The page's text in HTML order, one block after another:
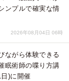
ンプルで確実な情
2026年08月04日 06時
ながら体験できる
眠術師の喋り方講
)に開催